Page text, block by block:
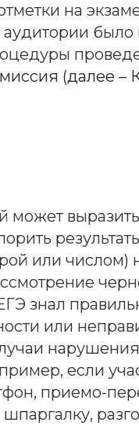
на
аудитории
(далее –
может
или числом)
знал
или
нарушения
если
приемо-